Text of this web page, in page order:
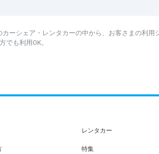
カーシェア・レンタカーの中から、お客さまの利用
でも利用OK。
レンタカー
特集